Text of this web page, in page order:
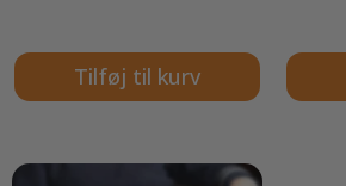
Tilføj til kurv